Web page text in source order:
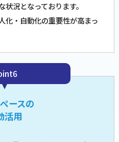
況となっております。
化・自動化の重要性が高まっ
ースの
活用